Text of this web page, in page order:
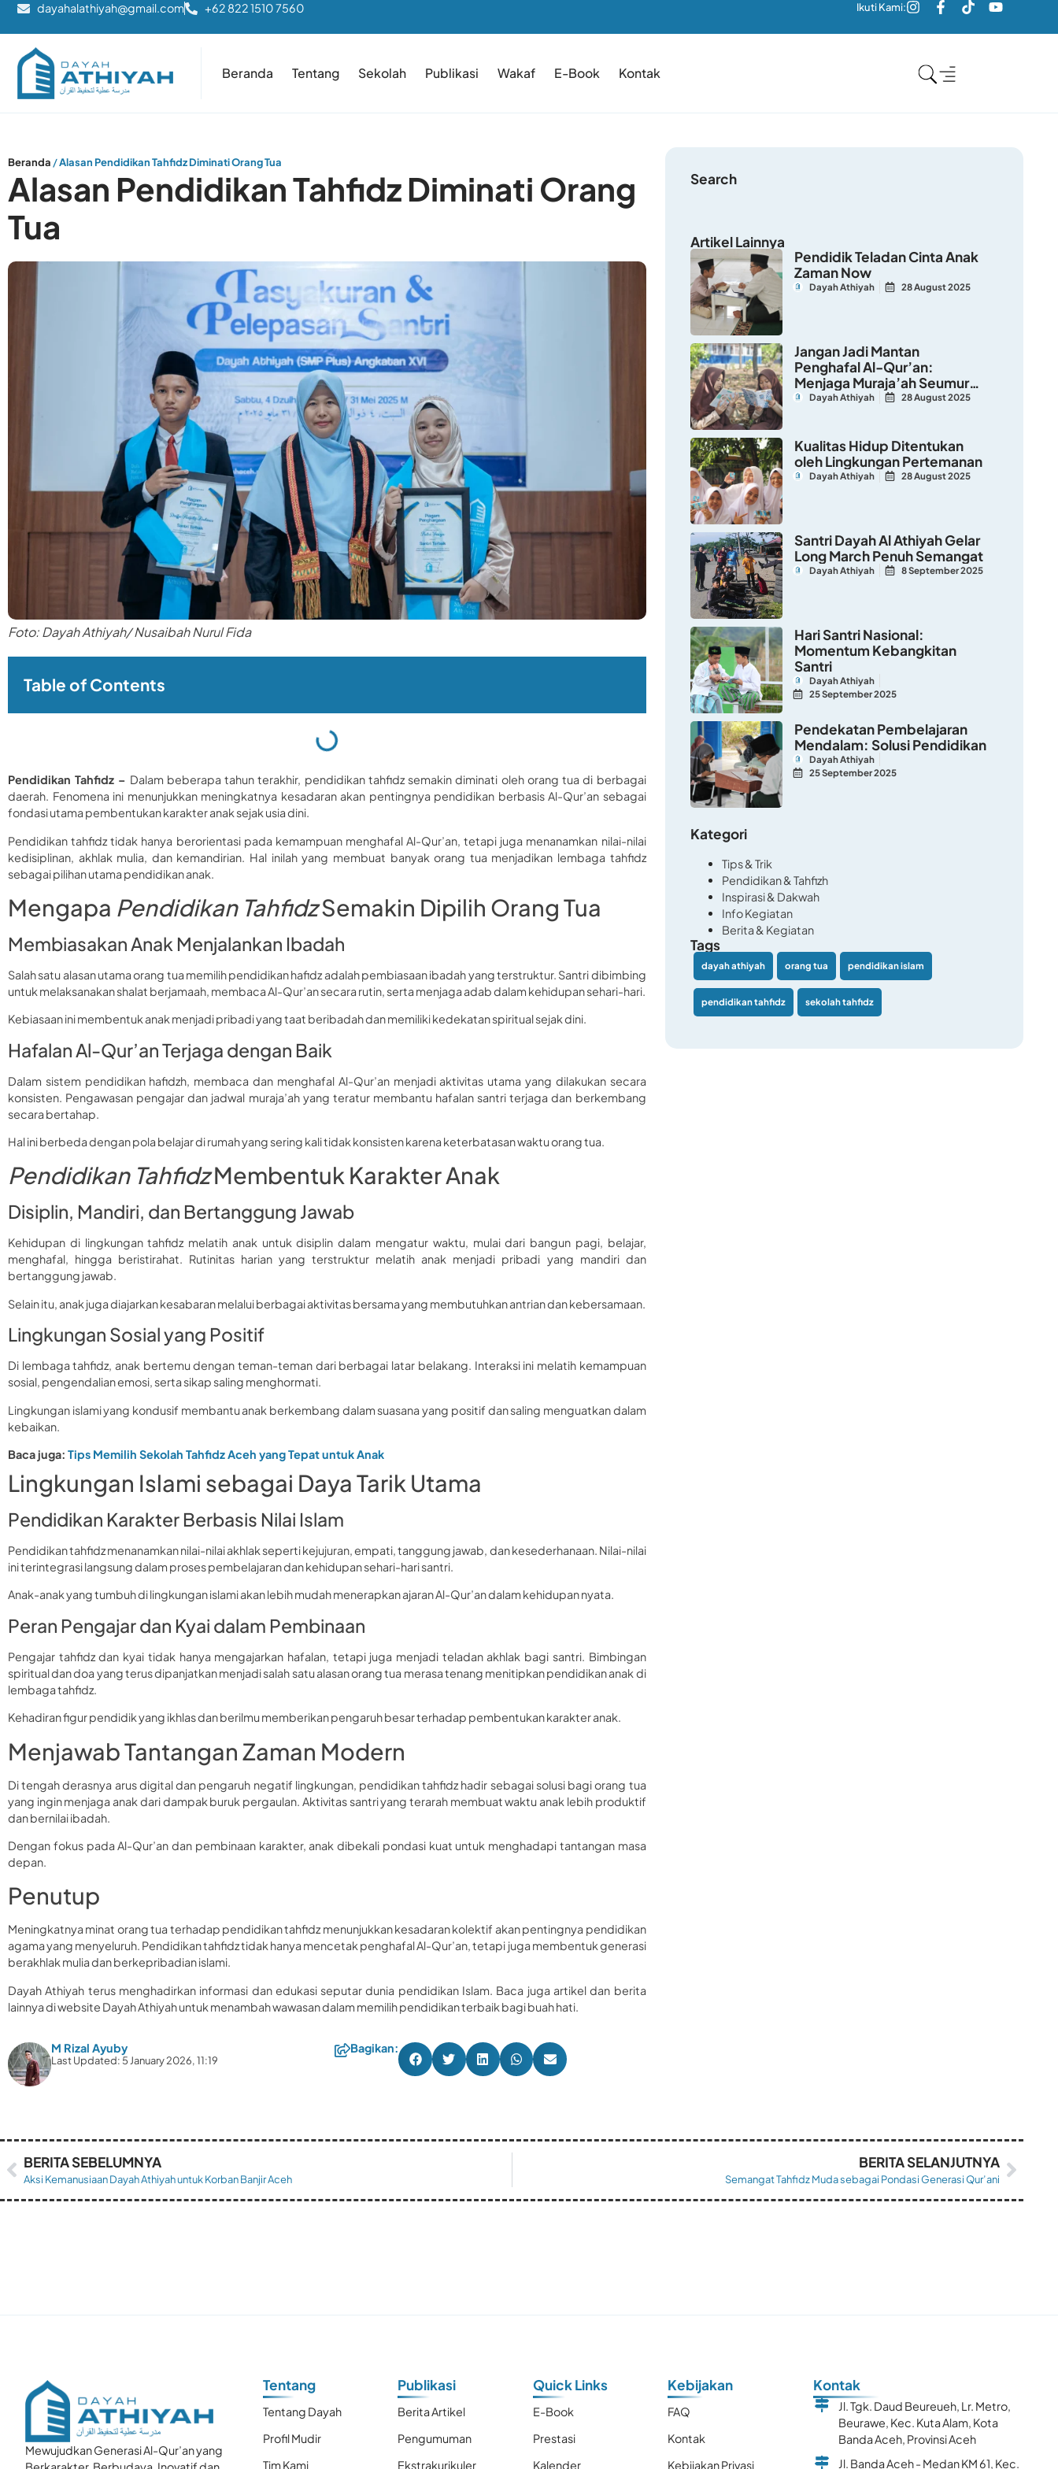
dayahalathiyah@gmail.com +62 822 1510 7560 Ikuti Kami:
Beranda Tentang Sekolah Publikasi Wakaf E-Book Kontak
Beranda /Alasan Pendidikan Tahfidz Diminati Orang Tua
Alasan Pendidikan Tahfidz Diminati Orang
Tua
Foto: Dayah Athiyah/ Nusaibah Nurul Fida
Table of Contents
Pendidikan Tahfidz – Dalam beberapa tahun terakhir, pendidikan tahfidz semakin diminati oleh orang tua di berbagai
daerah. Fenomena ini menunjukkan meningkatnya kesadaran akan pentingnya pendidikan berbasis Al-Qur’an sebagai
fondasi utama pembentukan karakter anak sejak usia dini.
Pendidikan tahfidz tidak hanya berorientasi pada kemampuan menghafal Al-Qur’an, tetapi juga menanamkan nilai-nilai
kedisiplinan, akhlak mulia, dan kemandirian. Hal inilah yang membuat banyak orang tua menjadikan lembaga tahfidz
sebagai pilihan utama pendidikan anak.
Mengapa Pendidikan TahfidzSemakin Dipilih Orang Tua
Membiasakan Anak Menjalankan Ibadah
Salah satu alasan utama orang tua memilih pendidikan hafidz adalah pembiasaan ibadah yang terstruktur. Santri dibimbing
untuk melaksanakan shalat berjamaah, membaca Al-Qur’an secara rutin, serta menjaga adab dalam kehidupan sehari-hari.
Kebiasaan ini membentuk anak menjadi pribadi yang taat beribadah dan memiliki kedekatan spiritual sejak dini.
Hafalan Al-Qur’an Terjaga dengan Baik
Dalam sistem pendidikan hafidzh, membaca dan menghafal Al-Qur’an menjadi aktivitas utama yang dilakukan secara
konsisten. Pengawasan pengajar dan jadwal muraja’ah yang teratur membantu hafalan santri terjaga dan berkembang
secara bertahap.
Hal ini berbeda dengan pola belajar di rumah yang sering kali tidak konsisten karena keterbatasan waktu orang tua.
Pendidikan TahfidzMembentuk Karakter Anak
Disiplin, Mandiri, dan Bertanggung Jawab
Kehidupan di lingkungan tahfidz melatih anak untuk disiplin dalam mengatur waktu, mulai dari bangun pagi, belajar,
menghafal, hingga beristirahat. Rutinitas harian yang terstruktur melatih anak menjadi pribadi yang mandiri dan
bertanggung jawab.
Selain itu, anak juga diajarkan kesabaran melalui berbagai aktivitas bersama yang membutuhkan antrian dan kebersamaan.
Lingkungan Sosial yang Positif
Di lembaga tahfidz, anak bertemu dengan teman-teman dari berbagai latar belakang. Interaksi ini melatih kemampuan
sosial, pengendalian emosi, serta sikap saling menghormati.
Lingkungan islami yang kondusif membantu anak berkembang dalam suasana yang positif dan saling menguatkan dalam
kebaikan.
Baca juga: Tips Memilih Sekolah Tahfidz Aceh yang Tepat untuk Anak
Lingkungan Islami sebagai Daya Tarik Utama
Pendidikan Karakter Berbasis Nilai Islam
Pendidikan tahfidz menanamkan nilai-nilai akhlak seperti kejujuran, empati, tanggung jawab, dan kesederhanaan. Nilai-nilai
ini terintegrasi langsung dalam proses pembelajaran dan kehidupan sehari-hari santri.
Anak-anak yang tumbuh di lingkungan islami akan lebih mudah menerapkan ajaran Al-Qur’an dalam kehidupan nyata.
Peran Pengajar dan Kyai dalam Pembinaan
Pengajar tahfidz dan kyai tidak hanya mengajarkan hafalan, tetapi juga menjadi teladan akhlak bagi santri. Bimbingan
spiritual dan doa yang terus dipanjatkan menjadi salah satu alasan orang tua merasa tenang menitipkan pendidikan anak di
lembaga tahfidz.
Kehadiran figur pendidik yang ikhlas dan berilmu memberikan pengaruh besar terhadap pembentukan karakter anak.
Menjawab Tantangan Zaman Modern
Di tengah derasnya arus digital dan pengaruh negatif lingkungan, pendidikan tahfidz hadir sebagai solusi bagi orang tua
yang ingin menjaga anak dari dampak buruk pergaulan. Aktivitas santri yang terarah membuat waktu anak lebih produktif
dan bernilai ibadah.
Dengan fokus pada Al-Qur’an dan pembinaan karakter, anak dibekali pondasi kuat untuk menghadapi tantangan masa
depan.
Penutup
Meningkatnya minat orang tua terhadap pendidikan tahfidz menunjukkan kesadaran kolektif akan pentingnya pendidikan
agama yang menyeluruh. Pendidikan tahfidz tidak hanya mencetak penghafal Al-Qur’an, tetapi juga membentuk generasi
berakhlak mulia dan berkepribadian islami.
Dayah Athiyah terus menghadirkan informasi dan edukasi seputar dunia pendidikan Islam. Baca juga artikel dan berita
lainnya di website Dayah Athiyah untuk menambah wawasan dalam memilih pendidikan terbaik bagi buah hati.
M Rizal Ayuby
Last Updated: 5 January 2026, 11:19
Bagikan:
Search
Artikel Lainnya
Pendidik Teladan Cinta Anak
Zaman Now
Dayah Athiyah 28 August 2025
Jangan Jadi Mantan
Penghafal Al-Qur’an:
Menjaga Muraja’ah Seumur
Hidup
Dayah Athiyah 28 August 2025
Kualitas Hidup Ditentukan
oleh Lingkungan Pertemanan
Dayah Athiyah 28 August 2025
Santri Dayah Al Athiyah Gelar
Long March Penuh Semangat
Dayah Athiyah 8 September 2025
Hari Santri Nasional:
Momentum Kebangkitan
Santri
Dayah Athiyah
25 September 2025
Pendekatan Pembelajaran
Mendalam: Solusi Pendidikan
Dayah Athiyah
25 September 2025
Kategori
Tips & Trik
Pendidikan & Tahfizh
Inspirasi & Dakwah
Info Kegiatan
Berita & Kegiatan
Tags
dayah athiyah orang tua pendidikan islam
pendidikan tahfidz sekolah tahfidz
BERITA SEBELUMNYA
Aksi Kemanusiaan Dayah Athiyah untuk Korban Banjir Aceh
BERITA SELANJUTNYA
Semangat Tahfidz Muda sebagai Pondasi Generasi Qur’ani
Mewujudkan Generasi Al-Qur’an yang
Tentang
Tentang Dayah
Profil Mudir
Tim Kami
Publikasi
Berita Artikel
Pengumuman
Ekstrakurikuler
Quick Links
E-Book
Prestasi
Kalender
Kebijakan
FAQ
Kontak
Kebijakan Privasi
Kontak
Jl. Tgk. Daud Beureueh, Lr. Metro,
Beurawe, Kec. Kuta Alam, Kota
Banda Aceh, Provinsi Aceh
Jl. Banda Aceh - Medan KM 61, Kec.